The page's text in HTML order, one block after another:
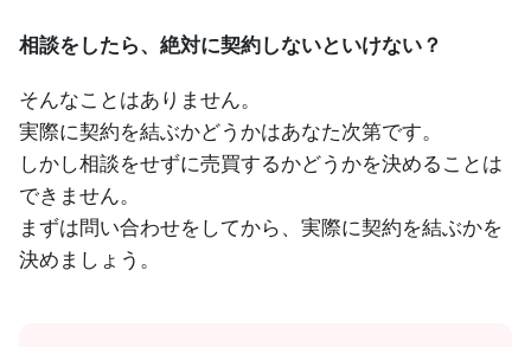
相談をしたら、絶対に契約しないといけない？
そんなことはありません。
実際に契約を結ぶかどうかはあなた次第です。
しかし相談をせずに売買するかどうかを決めることは
できません。
まずは問い合わせをしてから、実際に契約を結ぶかを
決めましょう。